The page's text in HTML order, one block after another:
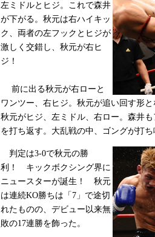
左ミドルとヒジ。これで森井
が下がる。秋元は右ハイキッ
ク、両者の左フックとヒジが
激しく交錯し、秋元が右ヒ
ジ！
前に出る秋元が右ローと
ワンツー、右ヒジ。秋元が追い回す形
秋元がヒジ、左ミドル、右ロー。森井
を打ち返す。大乱戦の中、ゴングが打
判定は3-0で秋元の勝
利！ キックボクシング界に
ニュースターが誕生！ 秋元
は連続KO勝ちは「7」で途切
れたものの、デビュー以来無
敗の17連勝を飾った。